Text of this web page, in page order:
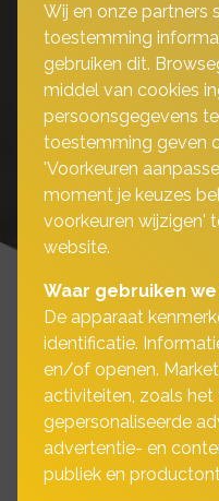
Als ondernemer
nieuwe machines
wilt u dat niet
Daarvoor kunt
Wij en onze partners
toestemming
gebruiken dit.
middel van cookies
persoonsgegevens
toestemming geven
'Voorkeuren
moment je keuzes
voorkeuren wijzigen'
website.
Waar gebruiken
De apparaat
identificatie.
en/of openen.
activiteiten, zoals het
gepersonaliseerde
advertentie- en
publiek en